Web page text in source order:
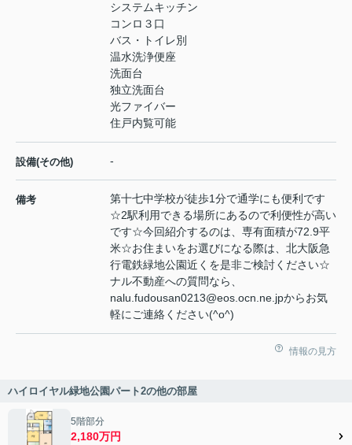
システムキッチン
コンロ３口
バス・トイレ別
温水洗浄便座
洗面台
独立洗面台
光ファイバー
住戸内覧可能
設備(その他) -
備考
第十七中学校が徒歩1分で通学にも便利です
☆2駅利用できる場所にあるので利便性が高い
です☆今回紹介するのは、専有面積が72.9平
米☆お住まいをお選びになる際は、北大阪急
行電鉄緑地公園近くを是非ご検討ください☆
ナル不動産への質問なら、
nalu.fudousan0213@eos.ocn.ne.jpからお気
軽にご連絡ください(^o^)
情報の見方
ハイロイヤル緑地公園パート2の他の部屋
5階部分
2,180万円